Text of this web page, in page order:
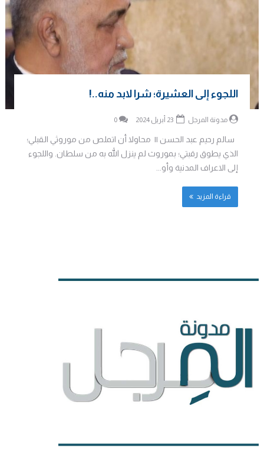
اللجوء إلى العشيرة؛ شرا لابد منه..!
مدونة المرجل 0
سالم رحيم عبد الحسن || محاولا أن اتملص من موروثي القبلي؛
الذي يطوق رقبتي؛ بموروث لم ينزل الله به من سلطان. واللجوء
إلى الاعراف المدنية وأو...
قراءة المزيد